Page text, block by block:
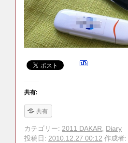
共有:
共有
カテゴリー: 2011 DAKAR, Diary
投稿日: 2010.12.27 00:12 作成者: